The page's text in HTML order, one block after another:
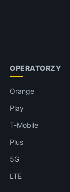
OPERATORZY
Orange
Play
T-Mobile
Plus
5G
LTE